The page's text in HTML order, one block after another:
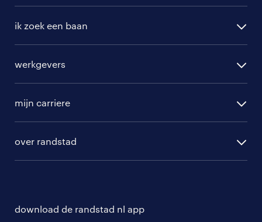
ik zoek een baan
randstad professional
randstad digital
werkgevers
hr-diensten
branches
tarieven
mijn carriere
solliciteren
over randstad
download de randstad nl app